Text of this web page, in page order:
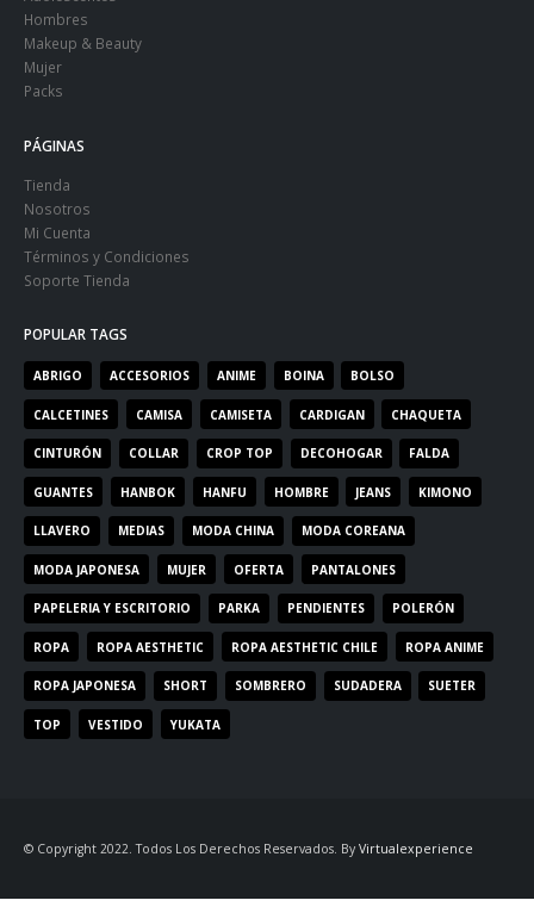
Hombres
Makeup & Beauty
Mujer
Packs
PÁGINAS
Tienda
Nosotros
Mi Cuenta
Términos y Condiciones
Soporte Tienda
POPULAR TAGS
ABRIGO ACCESORIOS ANIME BOINA BOLSO
CALCETINES CAMISA CAMISETA CARDIGAN CHAQUETA
CINTURÓN COLLAR CROP TOP DECOHOGAR FALDA
GUANTES HANBOK HANFU HOMBRE JEANS KIMONO
LLAVERO MEDIAS MODA CHINA MODA COREANA
MODA JAPONESA MUJER OFERTA PANTALONES
PAPELERIA Y ESCRITORIO PARKA PENDIENTES POLERÓN
ROPA ROPA AESTHETIC ROPA AESTHETIC CHILE ROPA ANIME
ROPA JAPONESA SHORT SOMBRERO SUDADERA SUETER
TOP VESTIDO YUKATA
© Copyright 2022. Todos Los Derechos Reservados. By Virtualexperience